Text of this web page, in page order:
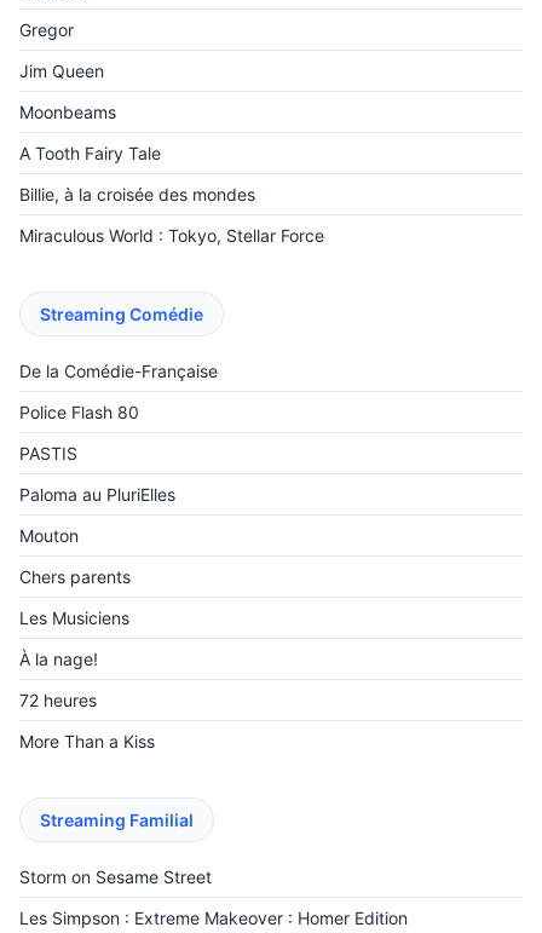
Gregor
Jim Queen
Moonbeams
A Tooth Fairy Tale
Billie, à la croisée des mondes
Miraculous World : Tokyo, Stellar Force
Streaming Comédie
De la Comédie-Française
Police Flash 80
PASTIS
Paloma au PluriElles
Mouton
Chers parents
Les Musiciens
À la nage!
72 heures
More Than a Kiss
Streaming Familial
Storm on Sesame Street
Les Simpson : Extreme Makeover : Homer Edition